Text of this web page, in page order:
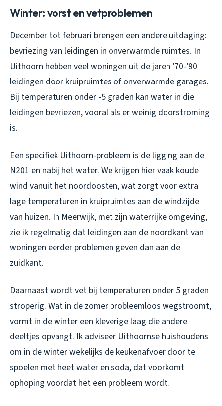
Winter: vorst en vetproblemen
December tot februari brengen een andere uitdaging:
bevriezing van leidingen in onverwarmde ruimtes. In
Uithoorn hebben veel woningen uit de jaren ’70-’90
leidingen door kruipruimtes of onverwarmde garages.
Bij temperaturen onder -5 graden kan water in die
leidingen bevriezen, vooral als er weinig doorstroming
is.
Een specifiek Uithoorn-probleem is de ligging aan de
N201 en nabij het water. We krijgen hier vaak koude
wind vanuit het noordoosten, wat zorgt voor extra
lage temperaturen in kruipruimtes aan de windzijde
van huizen. In Meerwijk, met zijn waterrijke omgeving,
zie ik regelmatig dat leidingen aan de noordkant van
woningen eerder problemen geven dan aan de
zuidkant.
Daarnaast wordt vet bij temperaturen onder 5 graden
stroperig. Wat in de zomer probleemloos wegstroomt,
vormt in de winter een kleverige laag die andere
deeltjes opvangt. Ik adviseer Uithoornse huishoudens
om in de winter wekelijks de keukenafvoer door te
spoelen met heet water en soda, dat voorkomt
ophoping voordat het een probleem wordt.